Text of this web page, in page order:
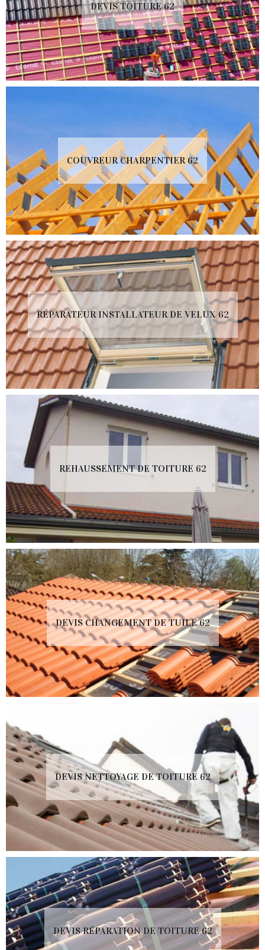
DEVIS TOITURE 62
COUVREUR CHARPENTIER 62
RÉPARATEUR INSTALLATEUR DE VELUX 62
REHAUSSEMENT DE TOITURE 62
DEVIS CHANGEMENT DE TUILE 62
DEVIS NETTOYAGE DE TOITURE 62
DEVIS RÉPARATION DE TOITURE 62